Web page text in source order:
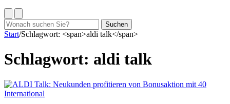
Suchen
nach:
Suchen
Start/Schlagwort: <span>aldi talk</span>
Schlagwort: aldi talk
International